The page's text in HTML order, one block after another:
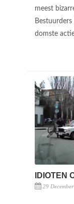
meest
domste
IDIOTEN
29